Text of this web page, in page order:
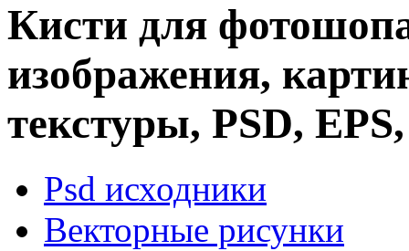
Кисти для
изображения,
текстуры, PSD,
Psd исходники
Векторные рисунки